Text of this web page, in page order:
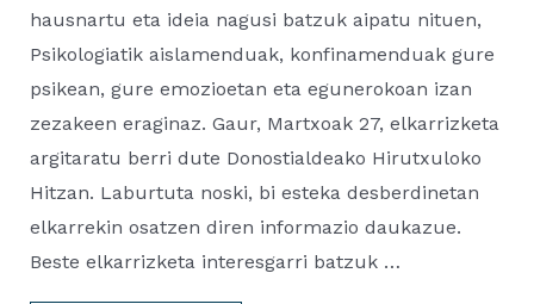
hausnartu eta ideia nagusi batzuk aipatu nituen,
Psikologiatik aislamenduak, konfinamenduak gure
psikean, gure emozioetan eta egunerokoan izan
zezakeen eraginaz. Gaur, Martxoak 27, elkarrizketa
argitaratu berri dute Donostialdeako Hirutxuloko
Hitzan. Laburtuta noski, bi esteka desberdinetan
elkarrekin osatzen diren informazio daukazue.
Beste elkarrizketa interesgarri batzuk …